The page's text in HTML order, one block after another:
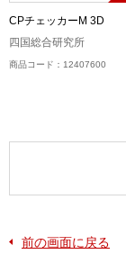
CPチェッカーM 3D
四国総合研究所
商品コード：12407600
前の画面に戻る